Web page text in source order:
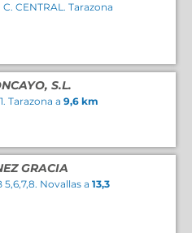
CENTRAL. Tarazona
S.L.
Tarazona a 9,6 km
GRACIA
Novallas a 13,3